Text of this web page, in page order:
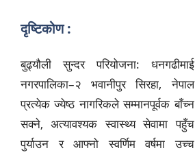
दृष्टिकोण :
बुढ्यौली सुन्दर परियोजना: धनगढीमाई
नगरपालिका–२ भवानीपुर सिरहा, नेपाल
प्रत्येक ज्येष्ठ नागरिकले सम्मानपूर्वक बाँच्न
सक्ने, अत्यावश्यक स्वास्थ्य सेवामा पहुँच
पुर्याउन र आफ्नो स्वर्णिम वर्षमा उच्च